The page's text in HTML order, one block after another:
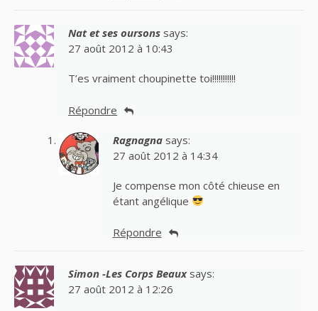
Nat et ses oursons says:
27 août 2012 à 10:43
T’es vraiment choupinette toi!!!!!!!!!!!
Répondre
Ragnagna says:
27 août 2012 à 14:34
Je compense mon côté chieuse en
étant angélique
Répondre
Simon -Les Corps Beaux says:
27 août 2012 à 12:26